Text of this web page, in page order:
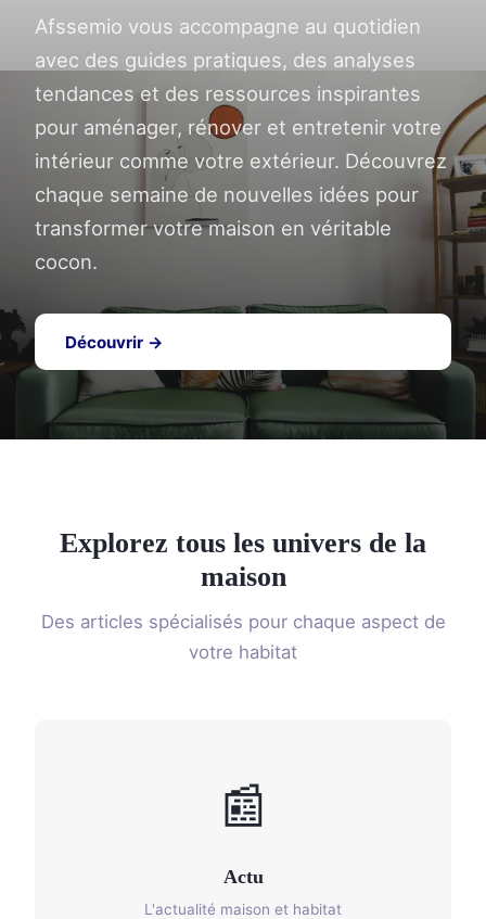
Afssemio vous accompagne au quotidien
avec des guides pratiques, des analyses
tendances et des ressources inspirantes
pour aménager, rénover et entretenir votre
intérieur comme votre extérieur. Découvrez
chaque semaine de nouvelles idées pour
transformer votre maison en véritable
cocon.
Découvrir →
Explorez tous les univers de la
maison
Des articles spécialisés pour chaque aspect de
votre habitat
📰
Actu
L'actualité maison et habitat